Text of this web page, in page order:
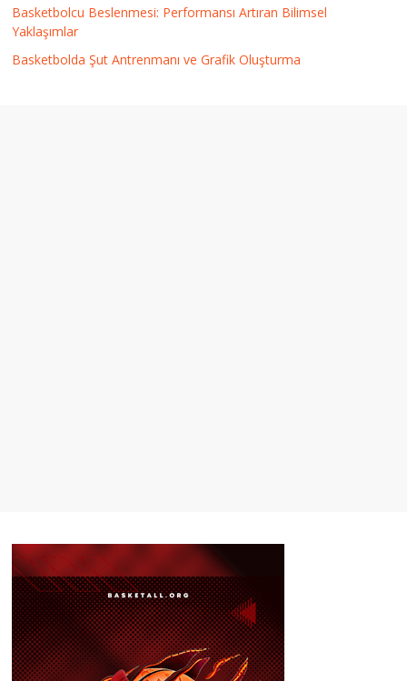
Basketbolcu Beslenmesi: Performansı Artıran Bilimsel
Yaklaşımlar
Basketbolda Şut Antrenmanı ve Grafik Oluşturma